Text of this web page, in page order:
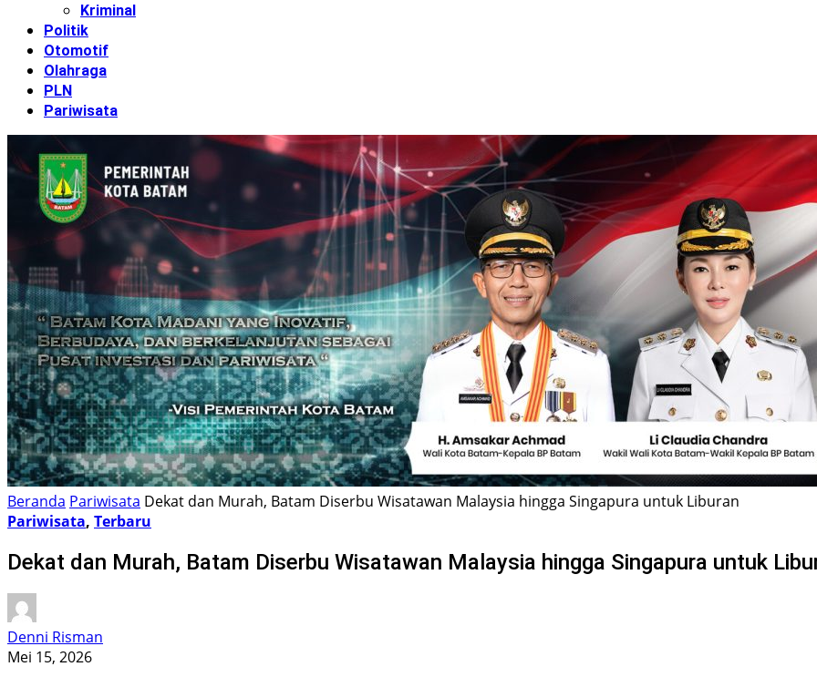
Kriminal
Politik
Otomotif
Olahraga
PLN
Pariwisata
Beranda Pariwisata Dekat dan Murah, Batam Diserbu Wisatawan Malaysia hingga Singapura untuk Liburan
Pariwisata, Terbaru
Dekat dan Murah, Batam Diserbu Wisatawan Malaysia hingga Singapura untuk
Denni Risman
Mei 15, 2026